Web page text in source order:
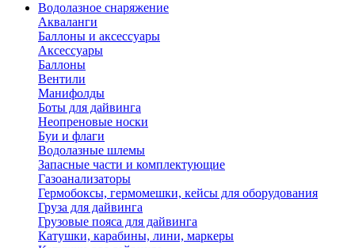
Водолазное снаряжение
Акваланги
Баллоны и аксессуары
Аксессуары
Баллоны
Вентили
Манифолды
Боты для дайвинга
Неопреновые носки
Буи и флаги
Водолазные шлемы
Запасные части и комплектующие
Газоанализаторы
Гермобоксы, гермомешки, кейсы для оборудования
Груза для дайвинга
Грузовые пояса для дайвинга
Катушки, карабины, лини, маркеры